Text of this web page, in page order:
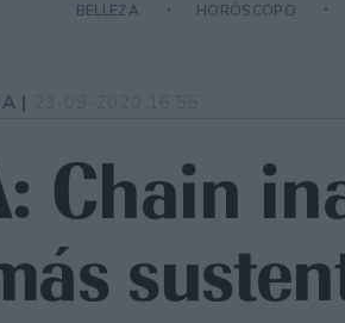
BELLEZA HORÓSCOPO
|
Chain